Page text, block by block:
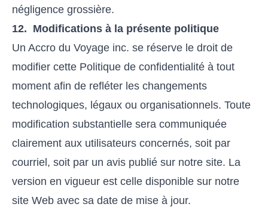
négligence grossière.
12. Modifications à la présente politique
Un Accro du Voyage inc. se réserve le droit de
modifier cette Politique de confidentialité à tout
moment afin de refléter les changements
technologiques, légaux ou organisationnels. Toute
modification substantielle sera communiquée
clairement aux utilisateurs concernés, soit par
courriel, soit par un avis publié sur notre site. La
version en vigueur est celle disponible sur notre
site Web avec sa date de mise à jour.